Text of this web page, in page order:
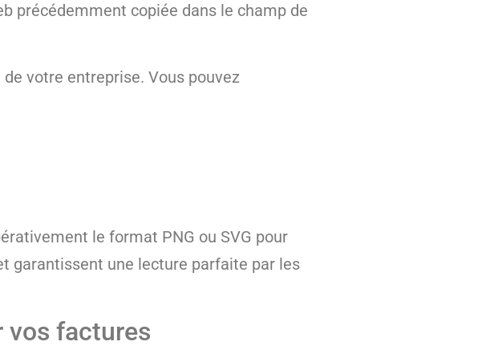
précédemment copiée dans le champ de
votre entreprise. Vous pouvez
le format PNG ou SVG pour
garantissent une lecture parfaite par les
vos factures